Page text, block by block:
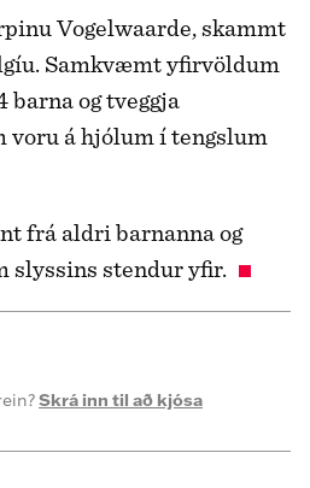
Vogelwaarde, skammt
Samkvæmt yfirvöldum
og tveggja
voru á hjólum í tengslum
frá aldri barnanna og
slyssins stendur yfir.
Skrá inn til að kjósa